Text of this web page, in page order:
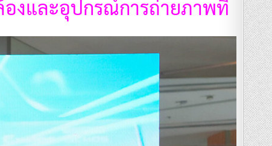
องและอุปกรณ์การถ่ายภาพที่